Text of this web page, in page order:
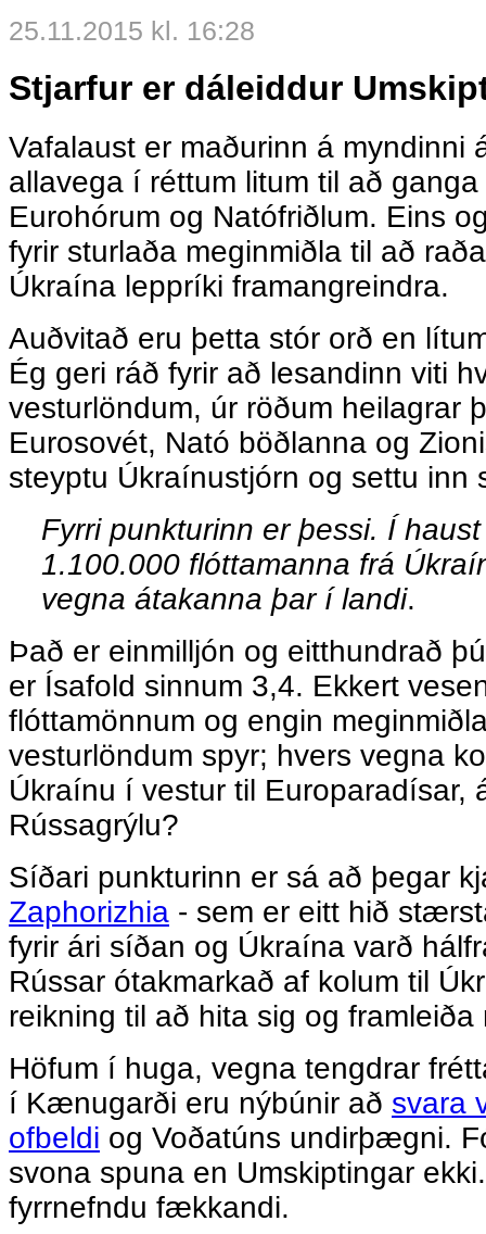
25.11.2015 kl. 16:28
Stjarfur er dáleiddur
Vafalaust er maðurinn á myndinni
allavega í réttum litum til að
Eurohórum og Natófriðlum. Eins
fyrir sturlaða meginmiðla til að
Úkraína leppríki framangreindra.
Auðvitað eru þetta stór orð en
Ég geri ráð fyrir að lesandinn viti
vesturlöndum, úr röðum heilagrar
Eurosovét, Nató böðlanna og
steyptu Úkraínustjórn og settu inn
Fyrri punkturinn er þessi. Í
1.100.000 flóttamanna frá
vegna átakanna þar í landi.
Það er einmilljón og eitthundrað
er Ísafold sinnum 3,4. Ekkert
flóttamönnum og engin
vesturlöndum spyr; hvers vegna
Úkraínu í vestur til Europaradísar,
Rússagrýlu?
Síðari punkturinn er sá að þegar
Zaphorizhia - sem er eitt hið
fyrir ári síðan og Úkraína varð
Rússar ótakmarkað af kolum til
reikning til að hita sig og
Höfum í huga, vegna tengdrar
í Kænugarði eru nýbúnir að svara
ofbeldi og Voðatúns undirþægni.
svona spuna en Umskiptingar
fyrrnefndu fækkandi.